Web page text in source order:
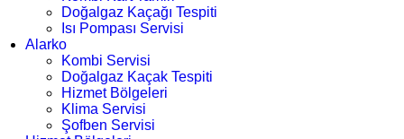
Doğalgaz Kaçağı Tespiti
Isı Pompası Servisi
Alarko
Kombi Servisi
Doğalgaz Kaçak Tespiti
Hizmet Bölgeleri
Klima Servisi
Şofben Servisi